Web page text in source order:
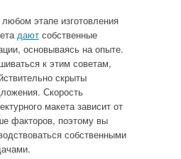
этапе изготовления
даютсобственные
основываясь на опыте.
к этим советам,
скрыты
Скорость
макета зависит от
факторов, поэтому вы
собственными